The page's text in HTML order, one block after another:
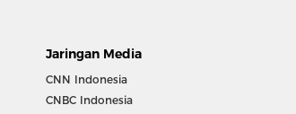
Jaringan Media
CNN Indonesia
CNBC Indonesia